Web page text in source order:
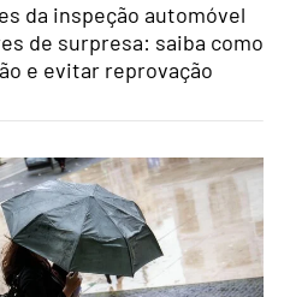
da inspeção automóvel
de surpresa: saiba como
e evitar reprovação